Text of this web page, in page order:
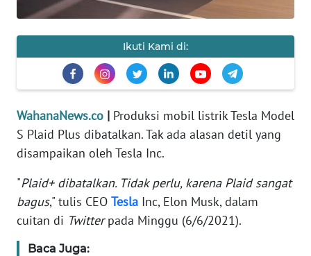
Ikuti Kami di:
WahanaNews.co | Produksi mobil listrik Tesla Model
S Plaid Plus dibatalkan. Tak ada alasan detil yang
disampaikan oleh Tesla Inc.
"Plaid+ dibatalkan. Tidak perlu, karena Plaid sangat
bagus," tulis CEO Tesla Inc, Elon Musk, dalam
cuitan di Twitterpada Minggu (6/6/2021).
Baca Juga:
SERBA-SERBI
OLAHRAGA
OPINI
Informasi
BERITA